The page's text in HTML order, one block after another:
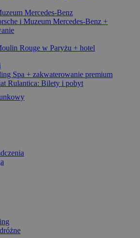
Mercedes-Benz
i Muzeum Mercedes-Benz +
Rouge w Paryżu + hotel
Spa + zakwaterowanie premium
Rulantica: Bilety i pobyt